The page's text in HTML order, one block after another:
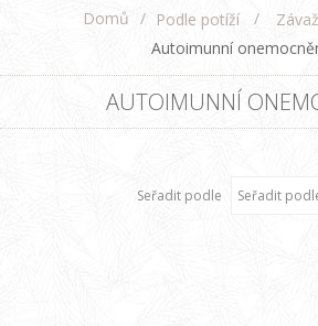
Domů / Podle potíží /
Autoimunní
AUTOIMUNNÍ
Seřadit podle Seřadit